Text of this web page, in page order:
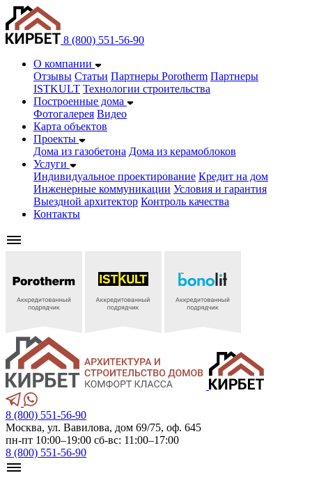
8 (800) 551-56-90
О компании
Отзывы Статьи Партнеры Porotherm Партнеры
ISTKULT Технологии строительства
Построенные дома
Фотогалерея Видео
Карта объектов
Проекты
Дома из газобетонa Дома из керамоблоков
Услуги
Индивидуальное проектирование Кредит на дом
Инженерные коммуникации Условия и гарантия
Выездной архитектор Контроль качества
Контакты
8 (800) 551-56-90
Москва, ул. Вавилова, дом 69/75, оф. 645
пн-пт 10:00–19:00 сб-вс: 11:00–17:00
8 (800) 551-56-90